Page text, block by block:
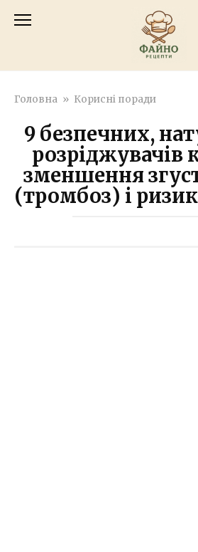
Головна » Корисні поради
9 безпечних,
розріджувачів
зменшення
(тромбоз) і